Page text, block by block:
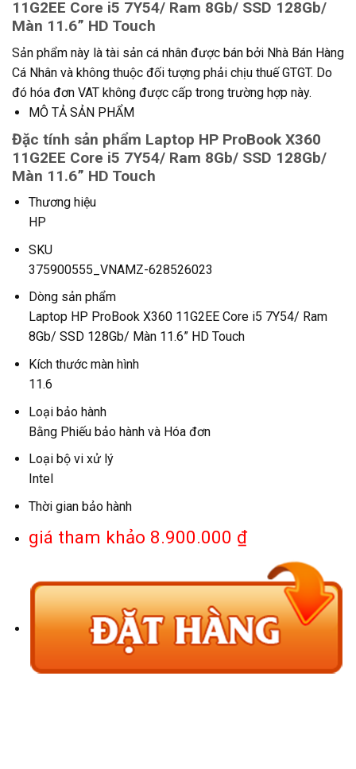
11G2EE Core i5 7Y54/ Ram 8Gb/ SSD 128Gb/
Màn 11.6” HD Touch
Sản phẩm này là tài sản cá nhân được bán bởi Nhà Bán Hàng
Cá Nhân và không thuộc đối tượng phải chịu thuế GTGT. Do
đó hóa đơn VAT không được cấp trong trường hợp này.
MÔ TẢ SẢN PHẨM
Đặc tính sản phẩm Laptop HP ProBook X360
11G2EE Core i5 7Y54/ Ram 8Gb/ SSD 128Gb/
Màn 11.6” HD Touch
Thương hiệu
HP
SKU
375900555_VNAMZ-628526023
Dòng sản phẩm
Laptop HP ProBook X360 11G2EE Core i5 7Y54/ Ram
8Gb/ SSD 128Gb/ Màn 11.6” HD Touch
Kích thước màn hình
11.6
Loại bảo hành
Bằng Phiếu bảo hành và Hóa đơn
Loại bộ vi xử lý
Intel
Thời gian bảo hành
giá tham khảo 8.900.000 ₫